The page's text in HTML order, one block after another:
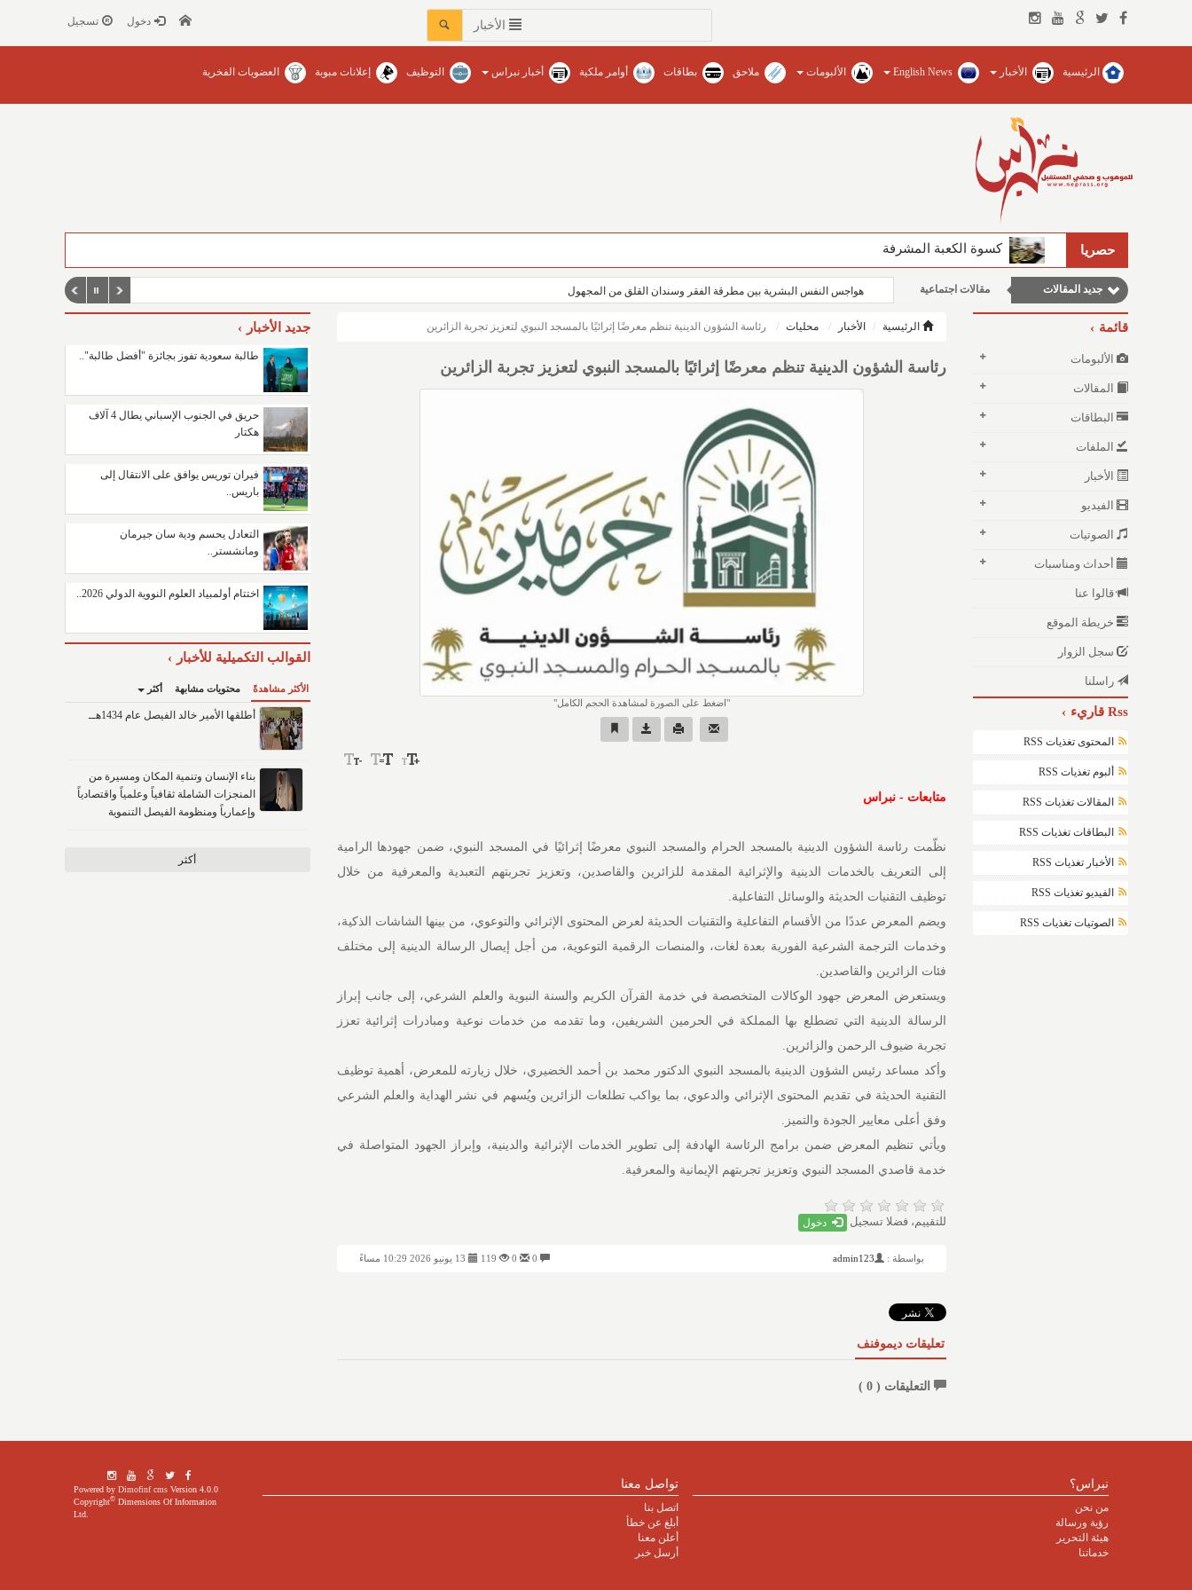
الأخبار دخول تسجيل
الرئيسية الأخبار English News الألبومات ملاحق بطاقات أوامر ملكية أخبار نبراس التوظيف إعلانات مبوبة العضويات الفخرية
حصريا كسوة الكعبة المشرفة
جديد المقالات مقالات اجتماعية
مقالات إقتصادية
نوافذ الثقافة و الأدب
هواجس النفس البشرية بين مطرقة الفقر وسندان القلق من المجهول
قائمة
الألبومات
المقالات
البطاقات
الملفات
الأخبار
الفيديو
الصوتيات
أحداث ومناسبات
قالوا عنا
خريطة الموقع
سجل الزوار
راسلنا
Rss قاريء
المحتوى تغذيات RSS
ألبوم تغذيات RSS
المقالات تغذيات RSS
البطاقات تغذيات RSS
الأخبار تغذيات RSS
الفيديو تغذيات RSS
الصوتيات تغذيات RSS
الرئيسية الأخبار محليات رئاسة الشؤون الدينية تنظم معرضًا إثرائيًا بالمسجد النبوي لتعزيز تجربة الزائرين
رئاسة الشؤون الدينية تنظم معرضًا إثرائيًا بالمسجد النبوي لتعزيز تجربة الزائرين
اضغط على الصورة لمشاهدة الحجم الكامل
متابعات - نبراس
نظّمت رئاسة الشؤون الدينية بالمسجد الحرام والمسجد النبوي معرضًا إثرائيًا في المسجد النبوي، ضمن جهودها الرامية
إلى التعريف بالخدمات الدينية والإثرائية المقدمة للزائرين والقاصدين، وتعزيز تجربتهم التعبدية والمعرفية من خلال
توظيف التقنيات الحديثة والوسائل التفاعلية.
ويضم المعرض عددًا من الأقسام التفاعلية والتقنيات الحديثة لعرض المحتوى الإثرائي والتوعوي، من بينها الشاشات الذكية،
وخدمات الترجمة الشرعية الفورية بعدة لغات، والمنصات الرقمية التوعوية، من أجل إيصال الرسالة الدينية إلى مختلف
فئات الزائرين والقاصدين.
ويستعرض المعرض جهود الوكالات المتخصصة في خدمة القرآن الكريم والسنة النبوية والعلم الشرعي، إلى جانب إبراز
الرسالة الدينية التي تضطلع بها المملكة في الحرمين الشريفين، وما تقدمه من خدمات نوعية ومبادرات إثرائية تعزز
تجربة ضيوف الرحمن والزائرين.
وأكد مساعد رئيس الشؤون الدينية بالمسجد النبوي الدكتور محمد بن أحمد الخضيري، خلال زيارته للمعرض، أهمية توظيف
التقنية الحديثة في تقديم المحتوى الإثرائي والدعوي، بما يواكب تطلعات الزائرين ويُسهم في نشر الهداية والعلم الشرعي
وفق أعلى معايير الجودة والتميز.
ويأتي تنظيم المعرض ضمن برامج الرئاسة الهادفة إلى تطوير الخدمات الإثرائية والدينية، وإبراز الجهود المتواصلة في
خدمة قاصدي المسجد النبوي وتعزيز تجربتهم الإيمانية والمعرفية.
للتقييم، فضلا تسجيل دخول
بواسطة : admin123
119
تعليقات ديموفنف
التعليقات (0
)
جديد الأخبار
طالبة سعودية تفوز بجائزة "أفضل طالبة"..
حريق في الجنوب الإسباني يطال 4 آلاف
هكتار
فيران توريس يوافق على الانتقال إلى
باريس..
التعادل يحسم ودية سان جيرمان
ومانشستر..
اختتام أولمبياد العلوم النووية الدولي 2026..
القوالب التكميلية للأخبار
الأكثر مشاهدةً محتويات مشابهة أكثر
أطلقها الأمير خالد الفيصل عام 1434هــ
بناء الإنسان وتنمية المكان ومسيرة من
المنجزات الشاملة ثقافياً وعلمياً واقتصادياً
وإعمارياً ومنظومة الفيصل التنموية
أكثر
نبراس؟
من نحن
رؤية ورسالة
هيئة التحرير
خدماتنا
تواصل معنا
اتصل بنا
أبلغ عن خطأ
أعلن معنا
أرسل خبر
Powered by Dimofinf cmsVersion 4.0.0
Copyright©Dimensions Of Information
Ltd.